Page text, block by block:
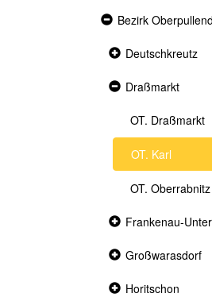
Expanded
Bezirk
Collapsed
Deutschkreutz
Expanded
Draßmarkt
OT. Draßmarkt
OT. Karl
OT. Oberrabnitz
Collapsed
Frankenau-
Collapsed
Großwarasdorf
Collapsed
Horitschon